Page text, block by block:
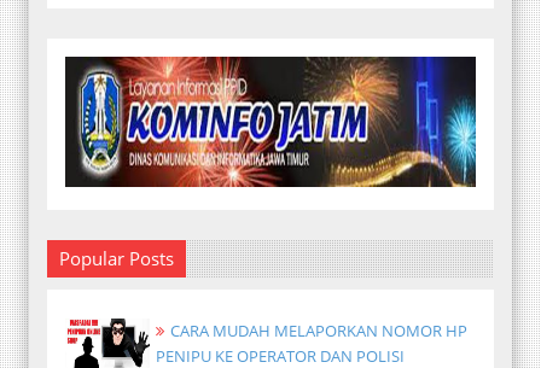
Popular Posts
CARA MUDAH MELAPORKAN NOMOR HP
PENIPU KE OPERATOR DAN POLISI